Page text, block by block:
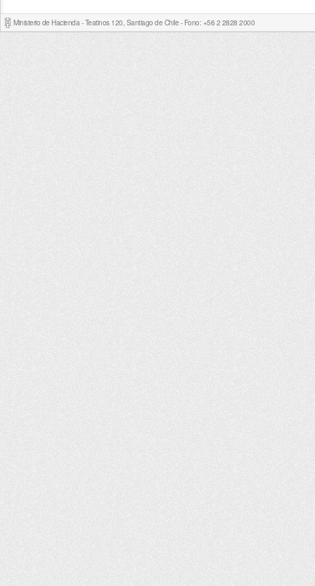
Ministerio de Hacienda - Teatinos 120, Santiago de Chile - Fono: +56 2 2828 2000